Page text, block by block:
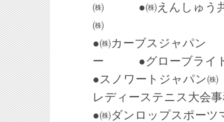
㈱ ●㈱えんしゅう
㈱
●㈱カーブスジャ
ー ●グローブラ
●スノワートジャ
レディーステニス
●㈱ダンロップスポー